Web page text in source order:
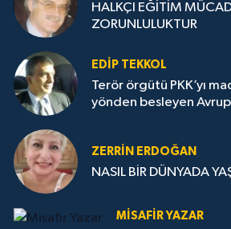
HALKÇI EĞİTİM
ZORUNLULUKTUR
EDIP TEKKOL
Terör örgütü PKK’yı
yönden besleyen
ZERRIN ERDOĞAN
NASIL BİR DÜNYADA
MISAFIR YAZAR